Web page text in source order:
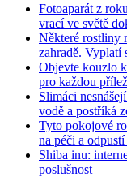
Fotoaparát z
vrací ve světě
Některé rostliny
zahradě. Vyplatí
Objevte kouzlo
pro každou
Slimáci
vodě a postříká
Tyto pokojové
na péči a
Shiba inu:
poslušnost